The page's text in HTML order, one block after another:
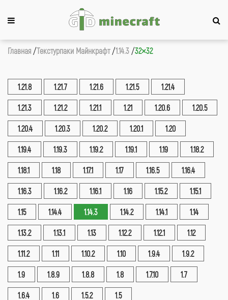
Главная Текстурпаки Майнкрафт 1.14.3 32×32
1.21.8 1.21.7 1.21.6 1.21.5 1.21.4
1.21.3 1.21.2 1.21.1 1.21 1.20.6 1.20.5
1.20.4 1.20.3 1.20.2 1.20.1 1.20
1.19.4 1.19.3 1.19.2 1.19.1 1.19 1.18.2
1.18.1 1.18 1.17.1 1.17 1.16.5 1.16.4
1.16.3 1.16.2 1.16.1 1.16 1.15.2 1.15.1
1.15 1.14.4 1.14.3 1.14.2 1.14.1 1.14
1.13.2 1.13.1 1.13 1.12.2 1.12.1 1.12
1.11.2 1.11 1.10.2 1.10 1.9.4 1.9.2
1.9 1.8.9 1.8.8 1.8 1.7.10 1.7
1.6.4 1.6 1.5.2 1.5